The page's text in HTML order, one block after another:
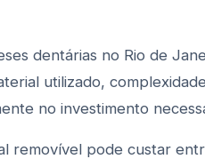
dentárias no Rio de
utilizado,
no investimento
removível pode custar